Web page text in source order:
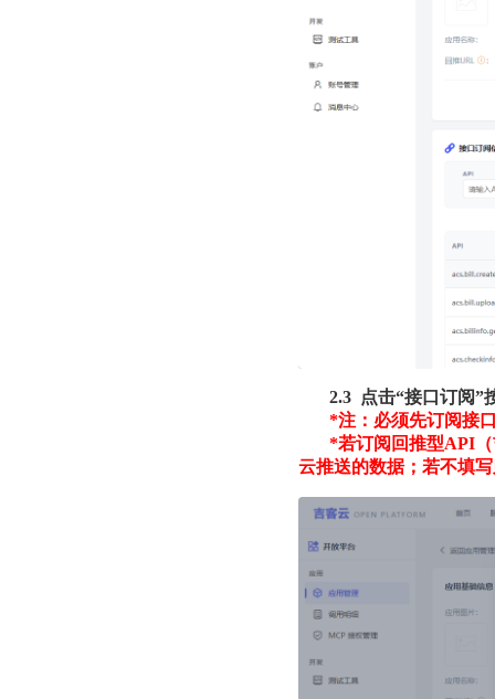
2.3 点击“接口订阅”
*注：必须先订阅接
*若订阅回推型API
云推送的数据；若不填